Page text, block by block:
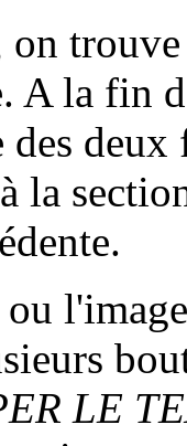
on
A la fin
deux
la
LE